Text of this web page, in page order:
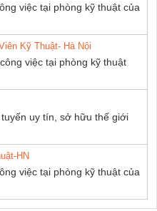
việc tại phòng kỹ thuật của
Kỹ Thuật- Hà Nội
việc tại phòng kỹ thuật
uy tín, sở hữu thế giới
HN
việc tại phòng kỹ thuật của